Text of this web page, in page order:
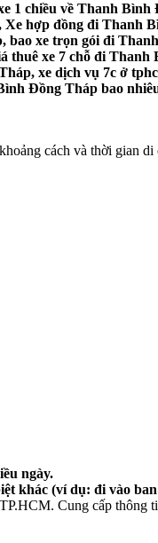
chiều về Thanh
hợp đồng đi
xe trọn gói đi
xe 7 chỗ đi
xe dịch vụ 7c ở
Đồng Tháp bao
cách và thời gian
ngày.
khác (ví dụ: đi vào
Cung cấp